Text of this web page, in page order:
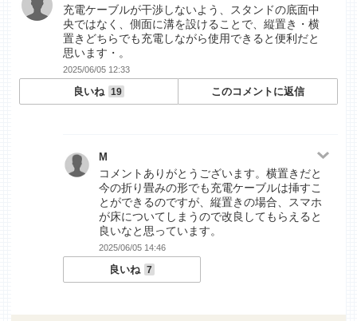
充電ケーブルが干渉しないよう、スタンドの底面中
央ではなく、側面に溝を設けることで、縦置き・横
置きどちらでも充電しながら使用できると便利だと
思います・。
2025/06/05 12:33
良いね 19 このコメントに返信
M
コメントありがとうございます。横置きだと
今の折り畳みの形でも充電ケーブルは挿すこ
とができるのですが、縦置きの場合、スマホ
が床についてしまうので改良してもらえると
良いなと思っています。
2025/06/05 14:46
良いね 7